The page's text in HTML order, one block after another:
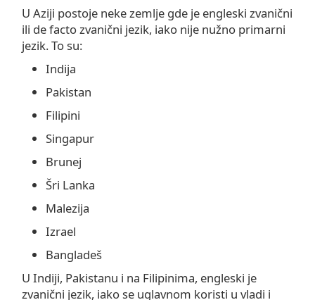
U Aziji postoje neke zemlje gde je engleski zvanični
ili de facto zvanični jezik, iako nije nužno primarni
jezik. To su:
Indija
Pakistan
Filipini
Singapur
Brunej
Šri Lanka
Malezija
Izrael
Bangladeš
U Indiji, Pakistanu i na Filipinima, engleski je
zvanični jezik, iako se uglavnom koristi u vladi i